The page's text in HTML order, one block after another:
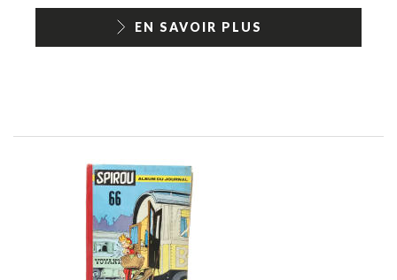
EN SAVOIR PLUS